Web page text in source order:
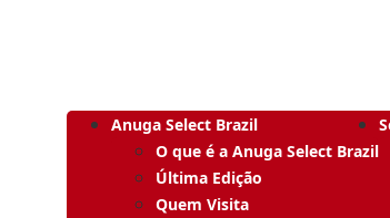
Anuga Select Brazil
O que é a Anuga Select Brazil
Última Edição
Quem Visita